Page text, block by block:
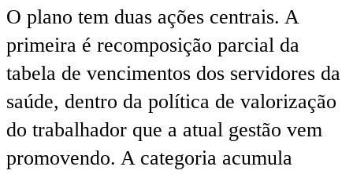
O plano tem duas ações centrais. A
primeira é recomposição parcial da
tabela de vencimentos dos servidores da
saúde, dentro da política de valorização
do trabalhador que a atual gestão vem
promovendo. A categoria acumula